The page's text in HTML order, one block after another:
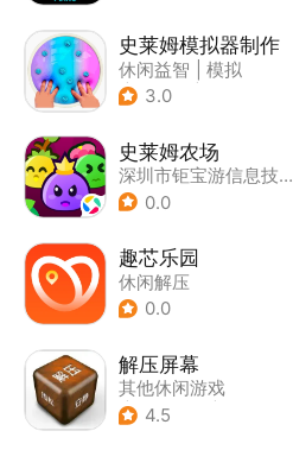
史莱姆模拟器制作
休闲益智
模拟
| 史莱姆
3.0
史莱姆农场
深圳市钜宝游信息技术有限公司
0.0
趣芯乐园
休闲解压
0.0
解压屏幕
其他休闲游戏
| 休闲解压
4.5